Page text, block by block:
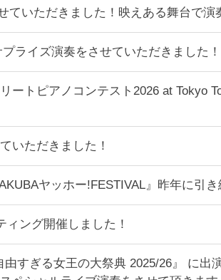
ていただきました！映えある舞台で演
ライズ演奏をさせていただきました！
ートピアノコンテスト2026 at Tokyo
いただきました！
ヤッホー!FESTIVAL』昨年に引
ング開催しました！
すぎる女王の大祭典 2025/26』 に出